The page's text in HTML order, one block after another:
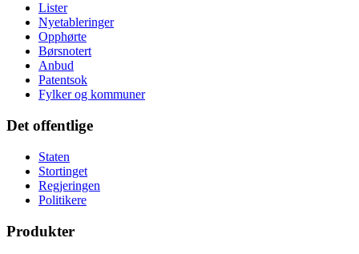
Lister
Nyetableringer
Opphørte
Børsnotert
Anbud
Patentsok
Fylker og kommuner
Det offentlige
Staten
Stortinget
Regjeringen
Politikere
Produkter